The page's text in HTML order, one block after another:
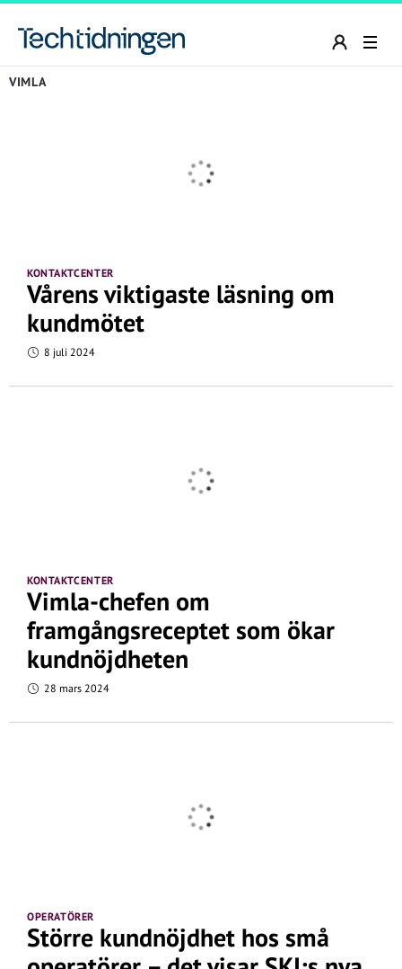
VIMLA
KONTAKTCENTER
Vårens viktigaste läsning om
kundmötet
8 juli 2024
KONTAKTCENTER
Vimla-chefen om
framgångsreceptet som ökar
kundnöjdheten
28 mars 2024
OPERATÖRER
Större kundnöjdhet hos små